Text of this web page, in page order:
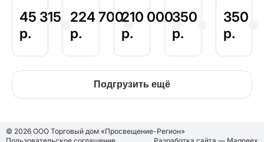
е
лаб
орн
трич
45 315
р.
изуч
воз
ов
224 700
р.
изуч
осн
и,
ики
210 000
р.
ки
сбо
и
350
р.
рки
трич
350
р.
Подгрузить ещё
© 2026 ООО Торговый дом «Просвещение-Регион»